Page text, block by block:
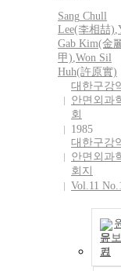
Sang Chull
Lee(李相喆),
Gab Kim(金
甲),Won Sil
Huh(許原實)
대한구강
안면외과
회
1985
대한구강
안면외과
회지
Vol.11
문보
기